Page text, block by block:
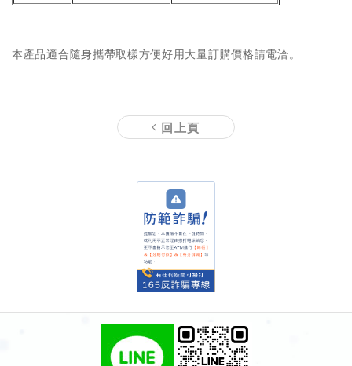
本產品適合隨身攜帶取樣方便好用大量訂購價格請電洽。
回上頁